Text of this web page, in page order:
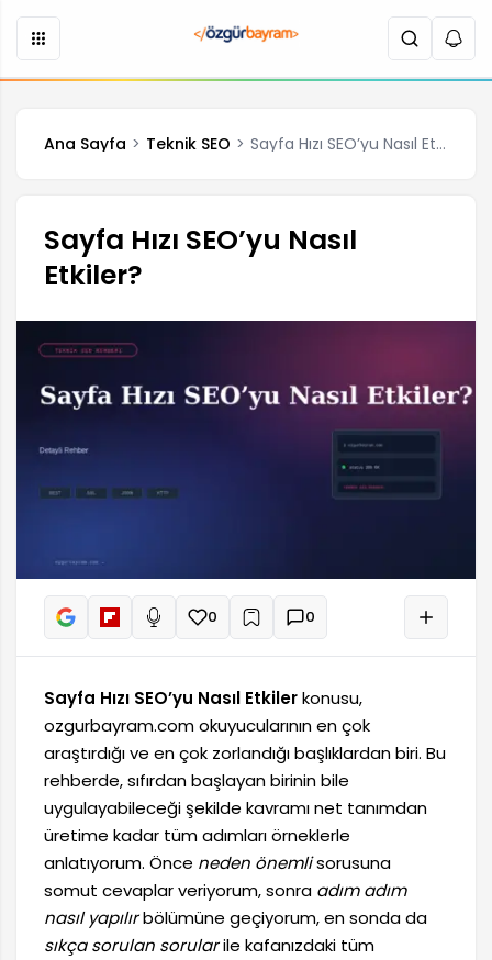
Ana Sayfa Teknik SEO Sayfa Hızı SEO’yu Nasıl Etkiler?
Sayfa Hızı SEO’yu Nasıl
Etkiler?
Sesli oku0 + 0
Sayfa Hızı SEO’yu Nasıl Etkilerkonusu,
ozgurbayram.com okuyucularının en çok
araştırdığı ve en çok zorlandığı başlıklardan biri. Bu
rehberde, sıfırdan başlayan birinin bile
uygulayabileceği şekilde kavramı net tanımdan
üretime kadar tüm adımları örneklerle
anlatıyorum. Önce neden önemlisorusuna
somut cevaplar veriyorum, sonra adım adım
nasıl yapılırbölümüne geçiyorum, en sonda da
sıkça sorulan sorularile kafanızdaki tüm